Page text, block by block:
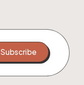
Subscribe